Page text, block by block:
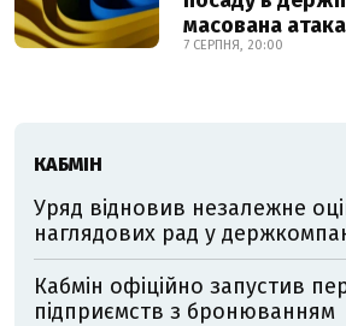
масована
7 СЕРПНЯ, 20:00
КАБМІН
Уряд відновив незалежне
наглядових рад у
Кабмін офіційно запустив
підприємств з бронюванням